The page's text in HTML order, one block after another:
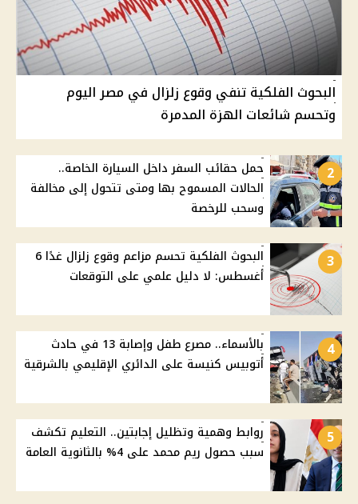
البحوث الفلكية تنفي وقوع زلزال في مصر اليوم
وتحسم شائعات الهزة المدمرة
2
حمل حقائب السفر داخل السيارة الخاصة..
الحالات المسموح بها ومتى تتحول إلى مخالفة
وسحب للرخصة
3
البحوث الفلكية تحسم مزاعم وقوع زلزال غدًا 6
أغسطس: لا دليل علمي على التوقعات
4
بالأسماء.. مصرع طفل وإصابة 13 في حادث
أتوبيس كنيسة على الدائري الإقليمي بالشرقية
5
روابط وهمية وتظليل إجابتين.. التعليم تكشف
سبب حصول ريم محمد على 4% بالثانوية العامة